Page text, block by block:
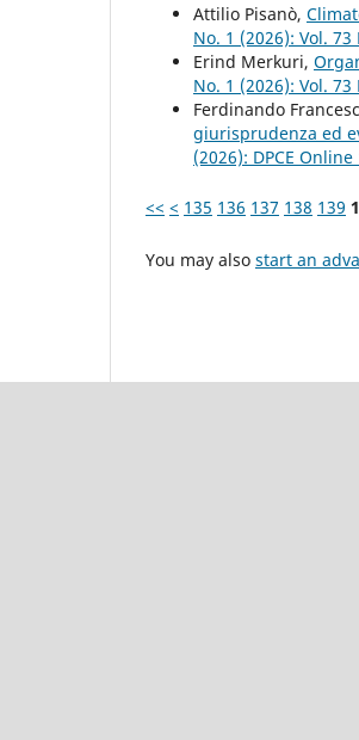
Attilio Pisanò,
No. 1 (2026): Vol.
Erind Merkuri,
No. 1 (2026): Vol.
Ferdinando
giurisprudenza ed
(2026): DPCE Online
<< < 135 136 137 138 139
You may also start an